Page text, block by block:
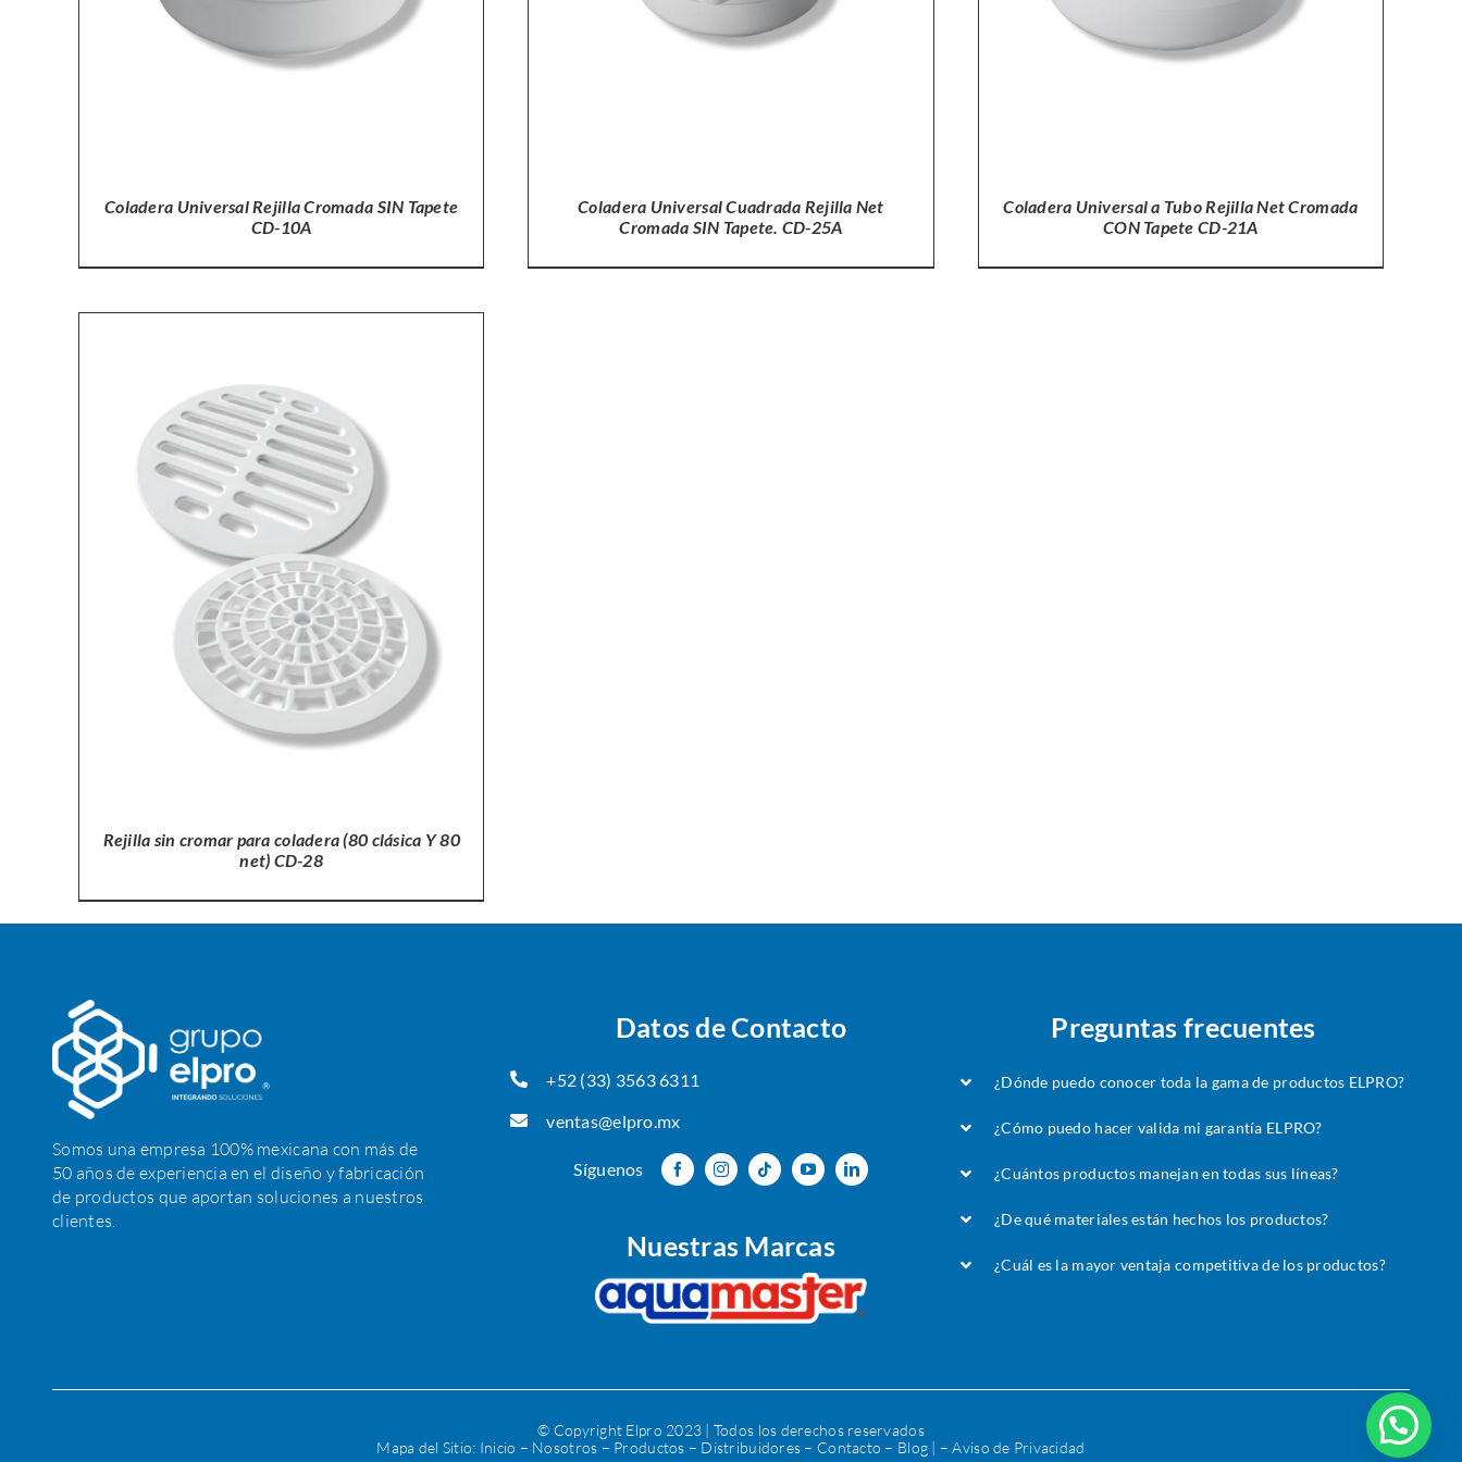
Coladera Universal Rejilla Cromada SIN Tapete
CD-10A
Coladera Universal Cuadrada Rejilla Net
Cromada SIN Tapete. CD-25A
Coladera Universal a Tubo Rejilla Net Cromada
CON Tapete CD-21A
Rejilla sin cromar para coladera (80 clásica Y 80
net) CD-28
Somos una empresa 100% mexicana con más de
50 años de experiencia en el diseño y fabricación
de productos que aportan soluciones a nuestros
clientes.
Datos de Contacto
+52 (33) 3563 6311
ventas@elpro.mx
Síguenos
Nuestras Marcas
Preguntas frecuentes
¿Dónde puedo conocer toda la gama de productos ELPRO?
¿Cómo puedo hacer valida mi garantía ELPRO?
¿Cuántos productos manejan en todas sus líneas?
¿De qué materiales están hechos los productos?
¿Cuál es la mayor ventaja competitiva de los productos?
© Copyright Elpro 2023 | Todos los derechos reservados
Mapa del Sitio: Inicio – Nosotros – Productos – Distribuidores – Contacto – Blog | –Aviso de Privacidad